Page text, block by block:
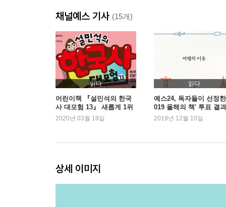
내가 관우다, 술잔이 식기 전에 돌아오겠소
세기의 대결, 여포 VS 유비 삼 형제
2장 용의 출정, 아군도 적군도 없다
동상이몽, 연합군의 분열
동탁의 말로, 인과응보의 법칙
이각과 곽사의 난, 반란은 또다시 반란을 부르고
유비 출세기, 서주의 자사가 되다
인생무상, 조조가 하늘을 올려다 본 이유
초선의 눈물, 우리 다시 만날 때까지
채널예스 기사 (15개)
읽다
어린이책 『설민석의 한국
사 대모험 13』 새롭게 1위
등극
2020년 03월 19일
읽다
예스24, 독자들이 선정
019 올해의 책' 투표 결과
발표
2019년 12월 10일
상세 이미지